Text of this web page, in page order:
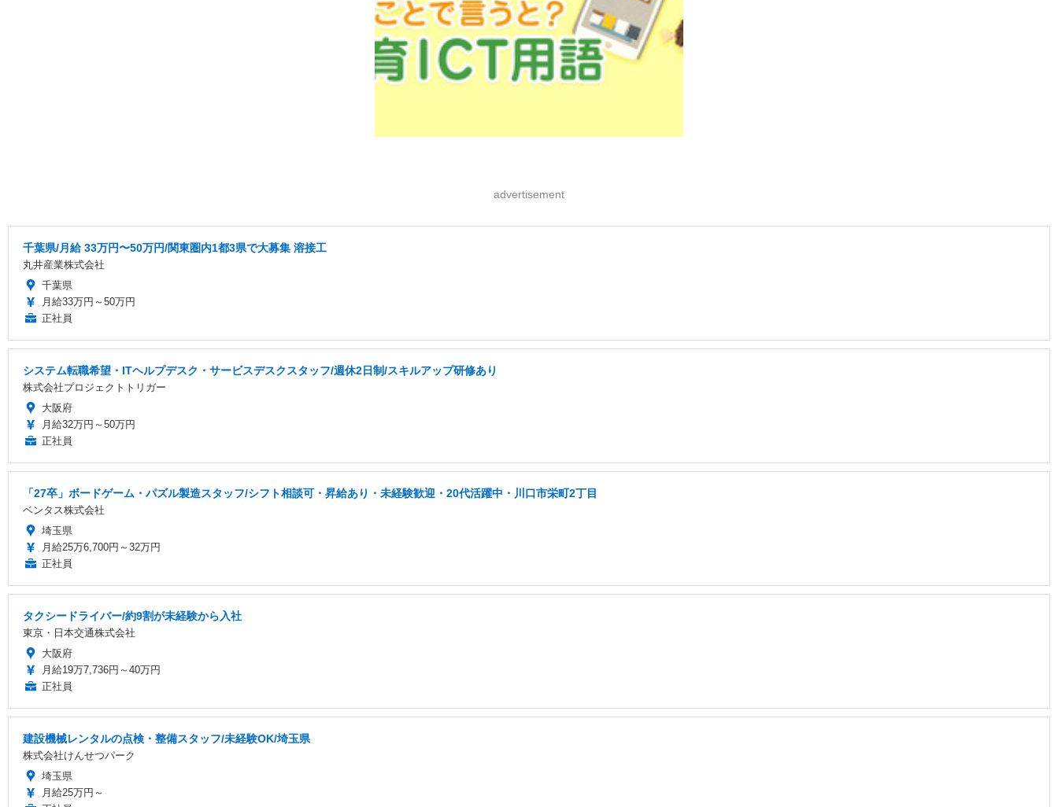
advertisement
千葉県/月給 33万円〜50万円/関東圏内1都3県で大募集 溶接工
丸井産業株式会社
千葉県
月給33万円～50万円
正社員
システム転職希望・ITヘルプデスク・サービスデスクスタッフ/週休2日制/スキルアップ研修あり
株式会社プロジェクトトリガー
大阪府
月給32万円～50万円
正社員
「27卒」ボードゲーム・パズル製造スタッフ/シフト相談可・昇給あり・未経験歓迎・20代活躍中・川口市栄町2丁目
ベンタス株式会社
埼玉県
月給25万6,700円～32万円
正社員
タクシードライバー/約9割が未経験から入社
東京・日本交通株式会社
大阪府
月給19万7,736円～40万円
正社員
建設機械レンタルの点検・整備スタッフ/未経験OK/埼玉県
株式会社けんせつパーク
埼玉県
月給25万円～